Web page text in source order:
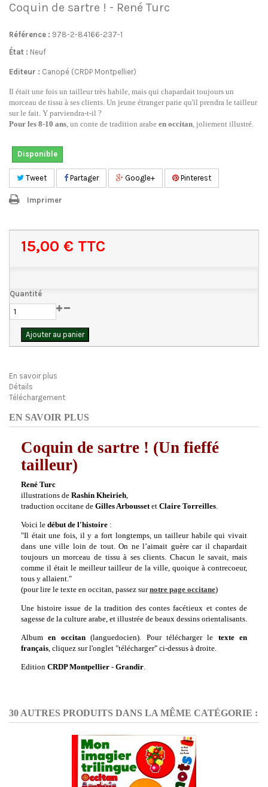
Coquin de sartre ! - René Turc
Référence : 978-2-84166-237-1
État : Neuf
Editeur : Canopé (CRDP Montpellier)
Il était une fois un tailleur très habile, mais qui chapardait toujours un
morceau de tissu à ses clients. Un jeune étranger parie qu'il prendra le tailleur
sur le fait. Y parviendra-t-il ?
Pour les 8-10 ans, un conte de tradition arabe en occitan, joliement illustré.
Disponible
Tweet Partager Google+ Pinterest
Imprimer
15,00 € TTC
Quantité
Ajouter au panier
En savoir plus
Détails
Téléchargement
EN SAVOIR PLUS
Coquin de sartre ! (Un fieffé
tailleur)
René Turc
illustrations de Rashin Kheirieh,
traduction occitane de Gilles Arboussetet Claire Torreilles.
Voici le début de l'histoire :
"Il était une fois, il y a fort longtemps, un tailleur habile qui vivait
dans une ville loin de tout. On ne l’aimait guère car il chapardait
toujours un morceau de tissu à ses clients. Chacun le savait, mais
comme il était le meilleur tailleur de la ville, quoique à contrecoeur,
tous y allaient."
(pour lire le texte en occitan, passez surnotre page occitane)
Une histoire issue de la tradition des contes facétieux et contes de
sagesse de la culture arabe, et illustrée de beaux dessins orientalisants.
Albumen occitan(languedocien). Pour télécharger le texte en
français, cliquez sur l'onglet "télécharger" ci-dessus à droite.
Edition CRDP Montpellier - Grandir.
30 AUTRES PRODUITS DANS LA MÊME CATÉGORIE :